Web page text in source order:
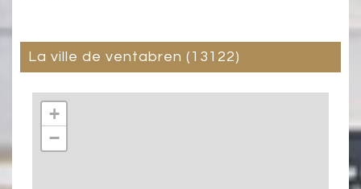
la ville de ventabren (13122)
+
−